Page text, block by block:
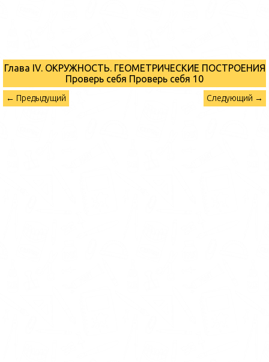
Глава IV. ОКРУЖНОСТЬ. ГЕОМЕТРИЧЕСКИЕ ПОСТРОЕНИЯ
Проверь себя Проверь себя 10
← Предыдущий Следующий →